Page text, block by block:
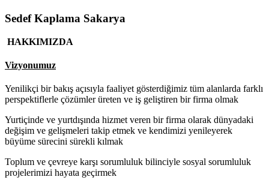
Sedef Kaplama Sakarya
HAKKIMIZDA
Vizyonumuz
Yenilikçi bir bakış açısıyla faaliyet gösterdiğimiz tüm alanlarda farklı
perspektiflerle çözümler üreten ve iş geliştiren bir firma olmak
Yurtiçinde ve yurtdışında hizmet veren bir firma olarak dünyadaki
değişim ve gelişmeleri takip etmek ve kendimizi yenileyerek
büyüme sürecini sürekli kılmak
Toplum ve çevreye karşı sorumluluk bilinciyle sosyal sorumluluk
projelerimizi hayata geçirmek